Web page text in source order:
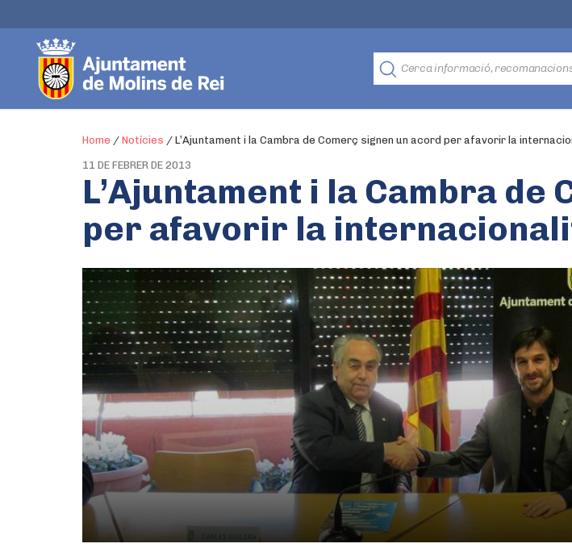
Home / Notícies / L’Ajuntament i la Cambra de Comerç signen un acord per afavorir la
11 DE FEBRER DE 2013
L’Ajuntament i la Cambra de
per afavorir la